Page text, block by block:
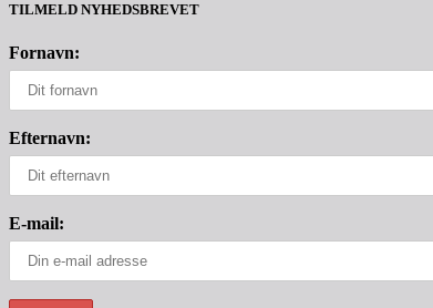
TILMELD NYHEDSBREVET
Fornavn:
Efternavn:
E-mail: